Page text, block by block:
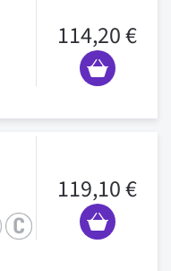
114,20 €
119,10 €